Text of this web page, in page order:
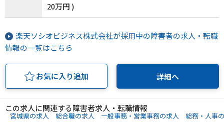
20万円 )
楽天ソシオビジネス株式会社が採用中の障害者の求人・転職
情報の一覧はこちら
お気に入り追加 詳細へ
この求人に関連する障害者求人・転職情報
宮城県の求人 総合職の求人 一般事務・営業事務の求人 総務・人事